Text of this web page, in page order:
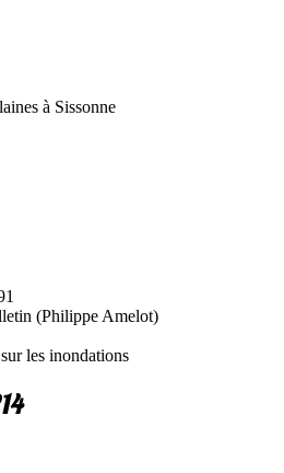
à Sissonne
(Philippe Amelot)
les inondations